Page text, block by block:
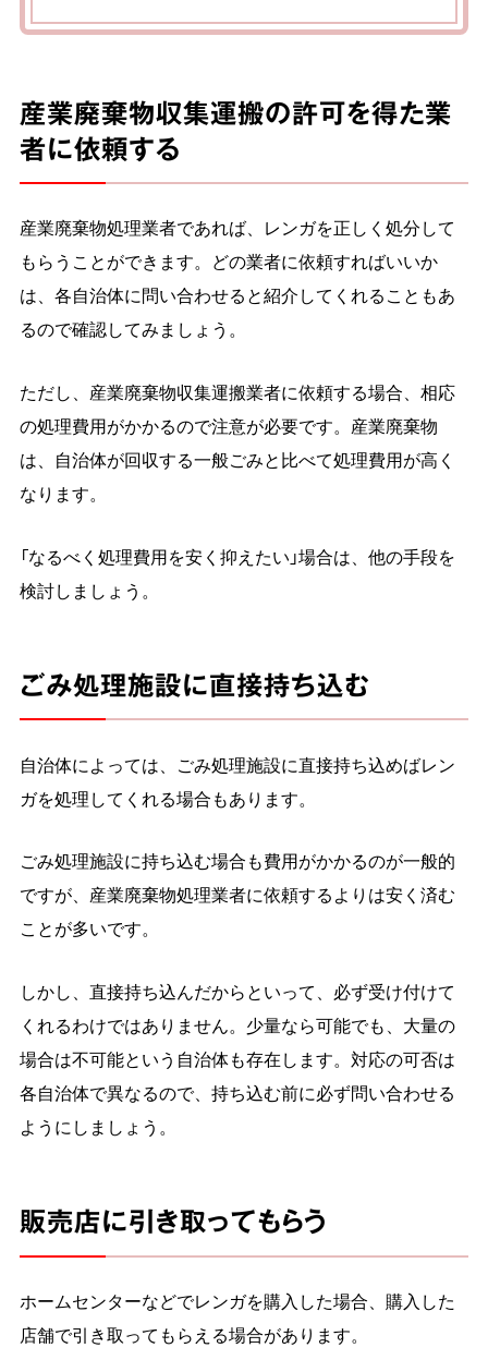
産業廃棄物収集運搬の許可を得た業
者に依頼する
産業廃棄物処理業者であれば、レンガを正しく処分して
もらうことができます。どの業者に依頼すればいいか
は、各自治体に問い合わせると紹介してくれることもあ
るので確認してみましょう。
ただし、産業廃棄物収集運搬業者に依頼する場合、相応
の処理費用がかかるので注意が必要です。産業廃棄物
は、自治体が回収する一般ごみと比べて処理費用が高く
なります。
「なるべく処理費用を安く抑えたい」場合は、他の手段を
検討しましょう。
ごみ処理施設に直接持ち込む
自治体によっては、ごみ処理施設に直接持ち込めばレン
ガを処理してくれる場合もあります。
ごみ処理施設に持ち込む場合も費用がかかるのが一般的
ですが、産業廃棄物処理業者に依頼するよりは安く済む
ことが多いです。
しかし、直接持ち込んだからといって、必ず受け付けて
くれるわけではありません。少量なら可能でも、大量の
場合は不可能という自治体も存在します。対応の可否は
各自治体で異なるので、持ち込む前に必ず問い合わせる
ようにしましょう。
販売店に引き取ってもらう
ホームセンターなどでレンガを購入した場合、購入した
店舗で引き取ってもらえる場合があります。